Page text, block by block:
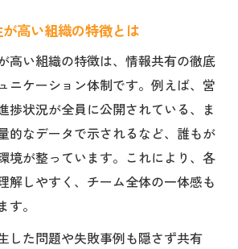
高い組織の特徴とは
高い組織の特徴は、情報共有の徹底
ニケーション体制です。例えば、営
捗状況が全員に公開されている、ま
的なデータで示されるなど、誰もが
境が整っています。これにより、各
解しやすく、チーム全体の一体感も
す。
した問題や失敗事例も隠さず共有